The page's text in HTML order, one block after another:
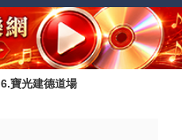
6.寶光建德道場